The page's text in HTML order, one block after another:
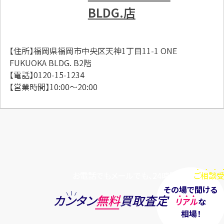
BLDG.店
【住所】福岡県福岡市中央区天神1丁目11-1 ONE
FUKUOKA BLDG. B2階
【電話】0120-15-1234
【営業時間】10:00～20:00
ご相談
その場で聞ける
リアルな
相場！
カンタン無料買取査定